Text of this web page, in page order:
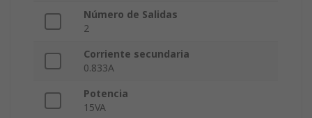
Número de Salidas
2
Corriente secundaria
0.833A
Potencia
15VA